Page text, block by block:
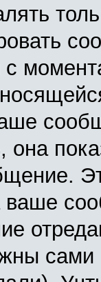
с
ваше
сами